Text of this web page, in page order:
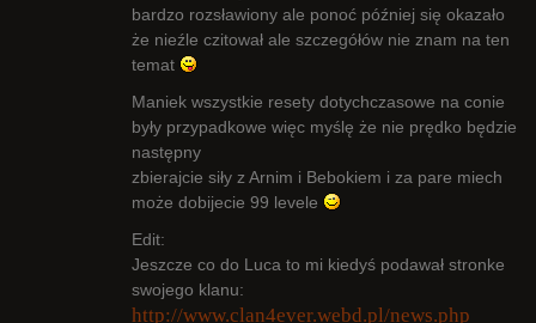
bardzo rozsławiony ale ponoć później się okazało
że nieźle czitował ale szczegółów nie znam na ten
temat
Maniek wszystkie resety dotychczasowe na conie
były przypadkowe więc myślę że nie prędko będzie
następny
zbierajcie siły z Arnim i Bebokiem i za pare miech
może dobijecie 99 levele
Edit:
Jeszcze co do Luca to mi kiedyś podawał stronke
swojego klanu:
http://www.clan4ever.webd.pl/news.php